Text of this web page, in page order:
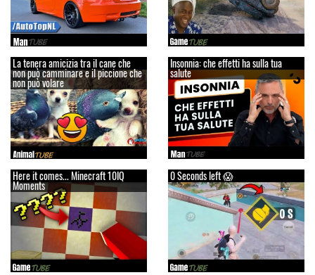
La tenera amicizia tra il cane che
non può camminare e il piccione che
non può volare
Insonnia: che effetti ha sulla tua
salute
Here it comes... Minecraft 10IQ
Moments
0 Seconds left 😱